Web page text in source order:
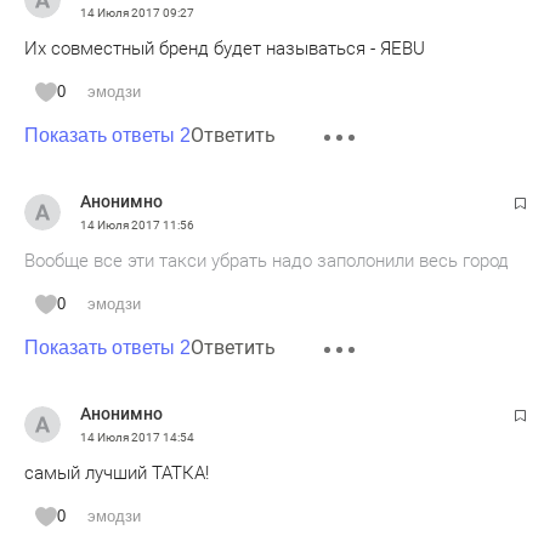
14 Июля 201709:27
Их совместный бренд будет называться - ЯEBU
0 эмодзи
Показать ответы 2Ответить
Анонимно
14 Июля 201711:56
Вообще все эти такси убрать надо заполонили весь город
0 эмодзи
Показать ответы 2Ответить
Анонимно
14 Июля 201714:54
самый лучший ТАТКА!
0 эмодзи